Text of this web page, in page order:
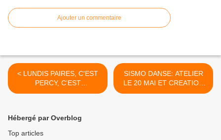
Ajouter un commentaire
< LUNDIS PAIRES, C'EST
PERCY, C'EST
AUJOURD'HUI: 10 AVRIL
SISMO DANSE: ATELIER
LE 20 MAI ET CREATION
DU 18 AU 22 JUILLET: >
Hébergé par Overblog
Top articles